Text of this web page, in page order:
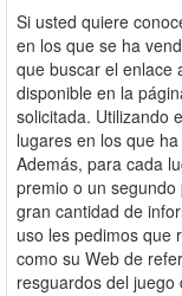
Si usted quiere
en los que se ha
que buscar el enlace
disponible en la
solicitada. Utilizando
lugares en los que
Además, para cada
premio o un
gran cantidad de
uso les pedimos que
como su Web de
resguardos del juego